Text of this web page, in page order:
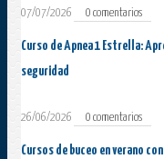
07/07/2026 0 comentarios
Curso de Apnea 1 Estrella:
seguridad
26/06/2026 0 comentarios
Cursos de buceo en verano